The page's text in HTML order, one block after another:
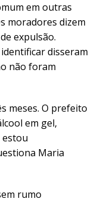
em outras
moradores dizem
expulsão.
disseram
não foram
meses. O prefeito
em gel,
estou
Maria
rumo